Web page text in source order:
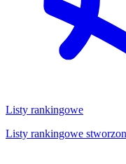
Listy rankingowe
Listy rankingowe